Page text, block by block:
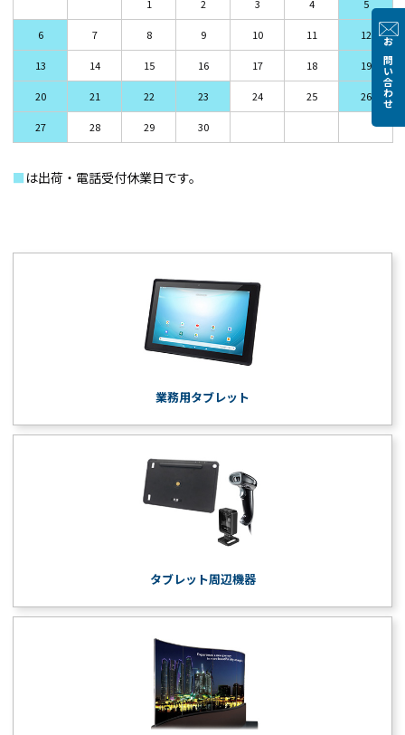
お問い合わせ
1 2 3 4 5
6 7 8 9 10 11 12
13 14 15 16 17 18 19
20 21 22 23 24 25 26
27 28 29 30
■ は出荷・電話受付休業日です。
業務用タブレット
タブレット周辺機器